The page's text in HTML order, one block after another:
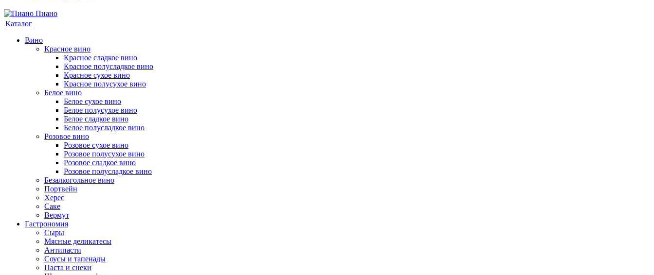
Каталог
Вино
Красное вино
Красное сладкое вино
Красное полусладкое вино
Красное сухое вино
Красное полусухое вино
Белое вино
Белое сухое вино
Белое полусухое вино
Белое сладкое вино
Белое полусладкое вино
Розовое вино
Розовое сухое вино
Розовое полусухое вино
Розовое сладкое вино
Розовое полусладкое вино
Безалкогольное вино
Портвейн
Херес
Саке
Вермут
Гастрономия
Сыры
Мясные деликатесы
Антипасти
Соусы и тапенады
Паста и снеки